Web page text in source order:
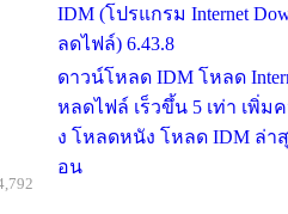
IDM (โปรแกรม Internet
ลดไฟล์) 6.43.8
ดาวน์โหลด IDM โหลด
หลดไฟล์ เร็วขึ้น 5 เท่า เพิ่ม
ง โหลดหนัง โหลด IDM ล่า
อน